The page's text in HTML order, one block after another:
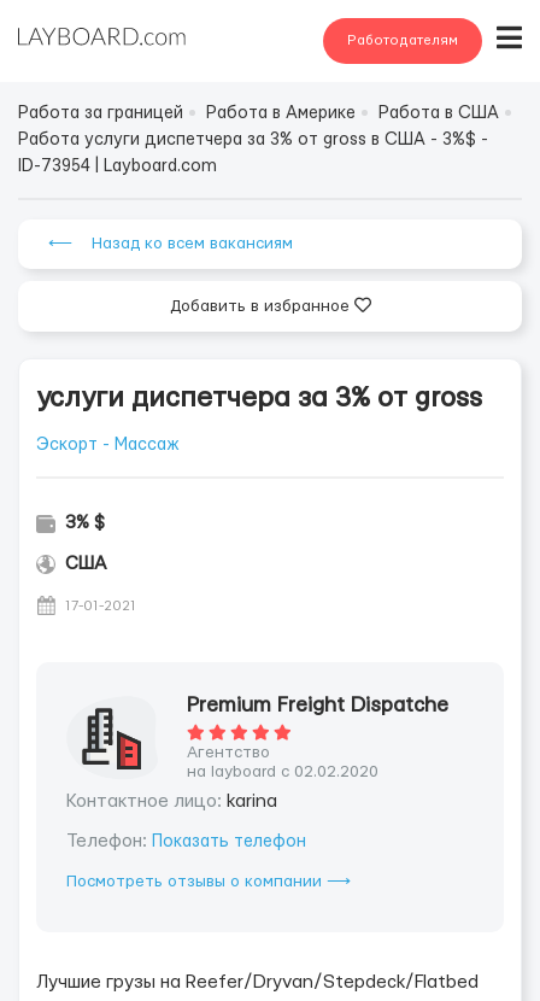
Работодателям
Работа за границей Работа в Америке
Работа в США
Работа услуги диспетчера за 3% от gross в США - 3%$ -
ID-73954 | Layboard.com
⟵ Назад ко всем вакансиям
Добавить в избранное
услуги диспетчера за 3% от gross
Эскорт - Массаж
3% $
США
17-01-2021
Premium Freight Dispatche
Агентство
на layboard с 02.02.2020
Контактное лицо: karina
Телефон: Показать телефон
Посмотреть отзывы о компании ⟶
Лучшие грузы на Reefer/Dryvan/Stepdeck/Flatbed